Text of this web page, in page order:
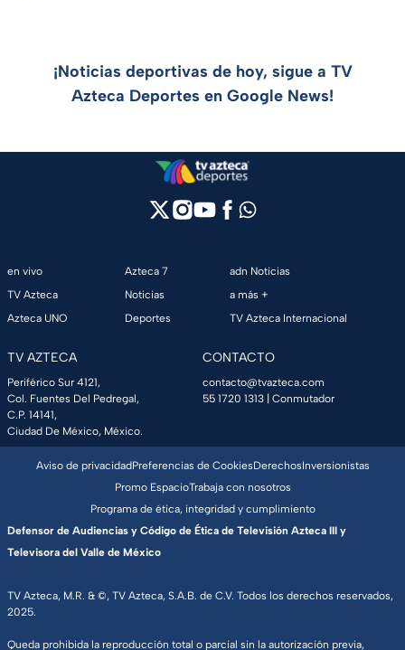
¡Noticias deportivas de hoy, sigue a TV
Azteca Deportes en Google News!
en vivo
TV Azteca
Azteca UNO
Azteca 7
Noticias
Deportes
adn Noticias
a más +
TV Azteca Internacional
TV AZTECA
Periférico Sur 4121,
Col. Fuentes Del Pedregal,
C.P. 14141,
Ciudad De México, México.
CONTACTO
contacto@tvazteca.com
55 1720 1313 | Conmutador
TV Azteca, M.R. & ©, TV Azteca, S.A.B. de C.V. Todos los derechos reservados,
2025.
Queda prohibida la reproducción total o parcial sin la autorización previa,
Aviso de privacidadPreferencias de CookiesDerechosInversionistas
Promo EspacioTrabaja con nosotros
Programa de ética, integridad y cumplimiento
Defensor de Audiencias y Código de Ética de Televisión Azteca III y
Televisora del Valle de México